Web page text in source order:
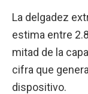
La delgadez
estima entre
mitad de la
cifra que
dispositivo.